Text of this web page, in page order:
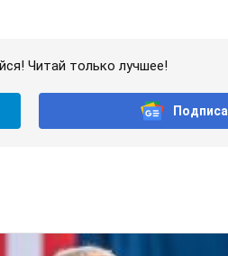
Читай только лучшее!